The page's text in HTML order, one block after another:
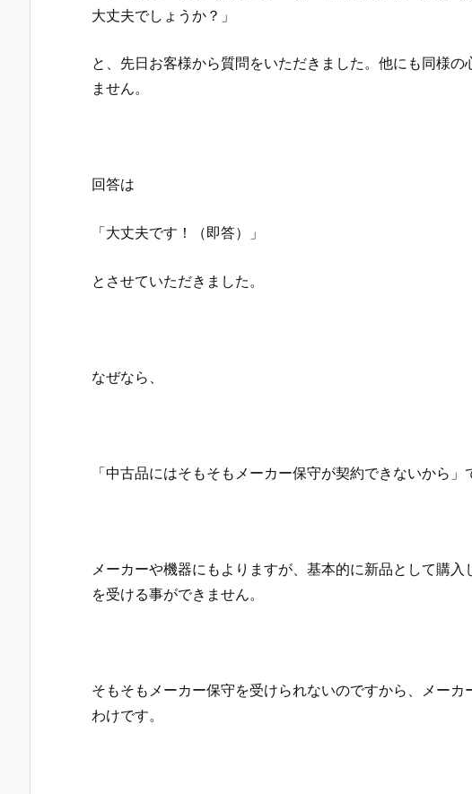
大丈夫でしょうか？」
と、先日お客様から質問をいただきました。他にも同様
ません。
回答は
「大丈夫です！（即答）」
とさせていただきました。
なぜなら、
「中古品にはそもそもメーカー保守が契約できないから」
メーカーや機器にもよりますが、基本的に新品として購
を受ける事ができません。
そもそもメーカー保守を受けられないのですから、メー
わけです。